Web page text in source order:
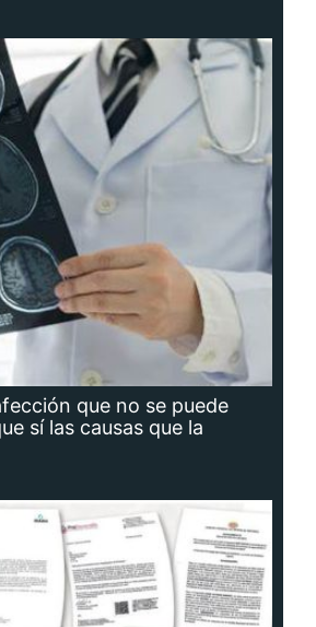
que no se puede
sí las causas que la